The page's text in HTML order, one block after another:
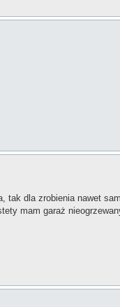
dla zrobienia nawet
mam garaż